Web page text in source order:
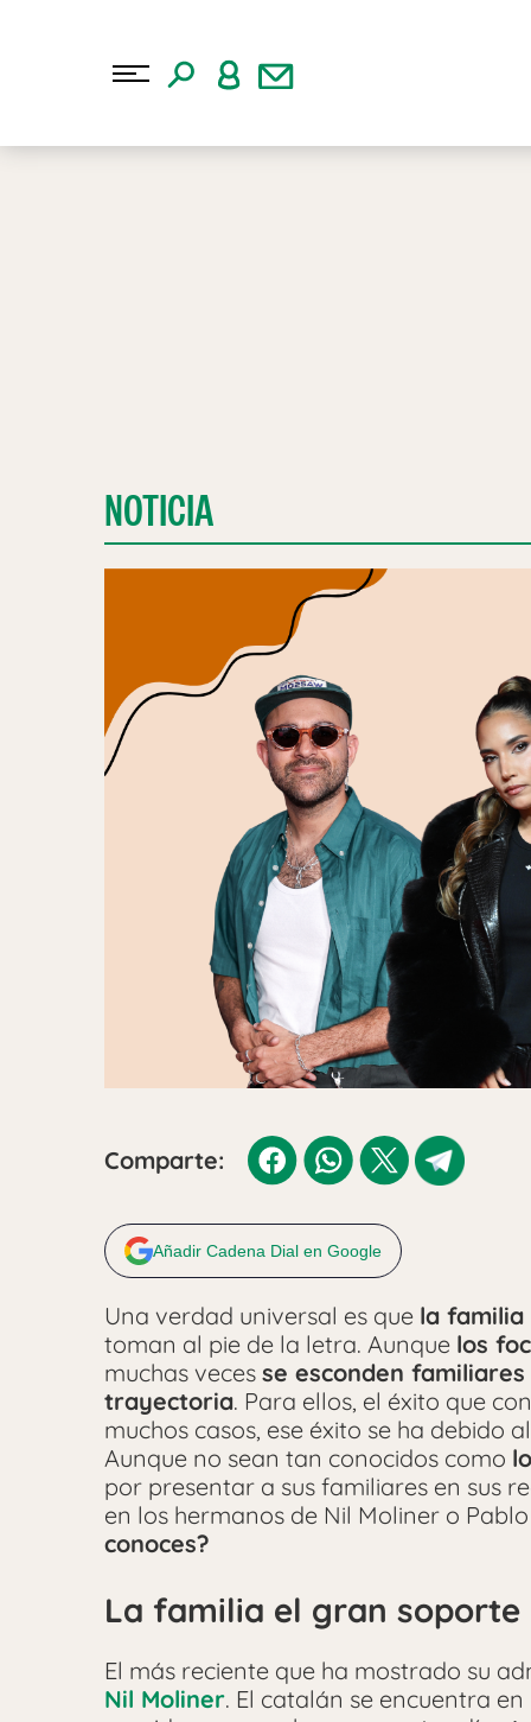
NOTICIA
Comparte:
Añadir Cadena Dial en Google
Una verdad universal es que la
toman al pie de la letra. Aunque los
muchas veces se esconden familiares
trayectoria. Para ellos, el éxito que
muchos casos, ese éxito se ha debido
Aunque no sean tan conocidos como
por presentar a sus familiares en sus
en los hermanos de Nil Moliner o
conoces?
La familia el gran
El más reciente que ha mostrado su
Nil Moliner. El catalán se encuentra